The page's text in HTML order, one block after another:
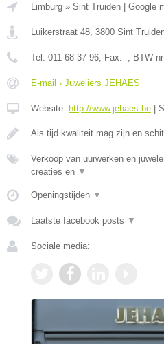
Limburg » Sint Truiden | Google
Luikerstraat 48 3800 Sint
Tel: 011 68 37 96 , Fax: - , BTW-
E-mail › Juweliers JEHAES
Website: http://www.jehaes.be |
Als tijd kwaliteit mag zijn en
Verkoop van uurwerken en
creaties en ▼
Openingstijden ▼
Laatste facebook posts ▼
Sociale media: